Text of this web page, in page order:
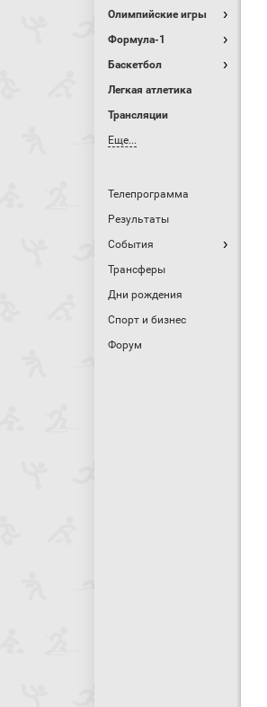
Олимпийские игры
Формула-1
Баскетбол
Легкая атлетика
Трансляции
Еще...
Телепрограмма
Результаты
События
Трансферы
Дни рождения
Спорт и бизнес
Форум